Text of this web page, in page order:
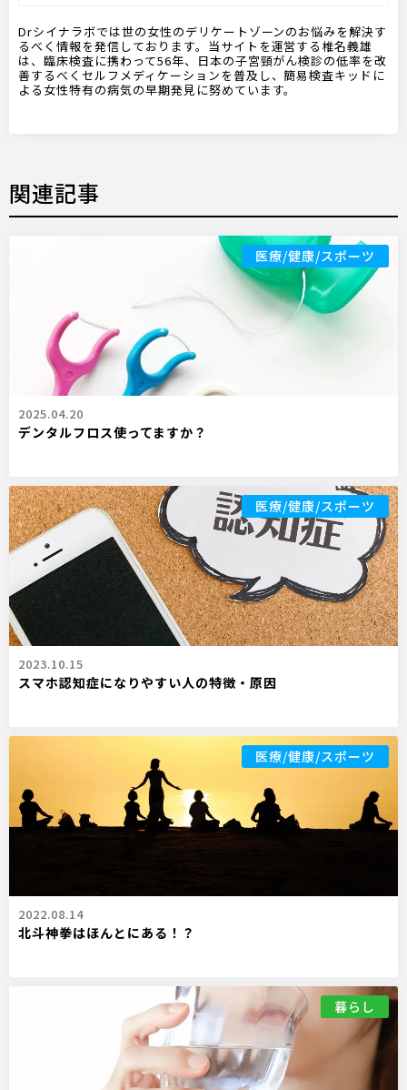
Drシイナラボでは世の女性のデリケートゾーンのお悩みを解決す
るべく情報を発信しております。当サイトを運営する椎名義雄
は、臨床検査に携わって56年、日本の子宮頸がん検診の低率を改
善するべくセルフメディケーションを普及し、簡易検査キッドに
よる女性特有の病気の早期発見に努めています。
関連記事
医療/健康/スポーツ
2025.04.20
デンタルフロス使ってますか？
医療/健康/スポーツ
2023.10.15
スマホ認知症になりやすい人の特徴・原因
医療/健康/スポーツ
2022.08.14
北斗神拳はほんとにある！？
暮らし